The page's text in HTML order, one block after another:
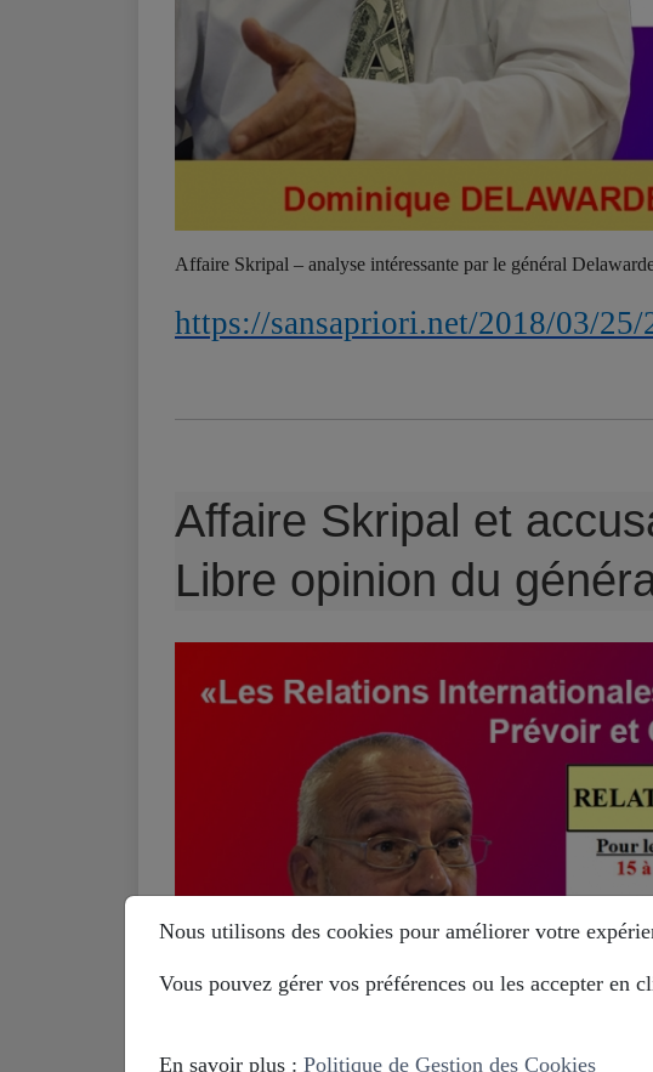
Affaire Skripal – analyse intéressante par le général
https://sansapriori.net/2018/03/25/
Affaire Skripal et
Libre opinion du
Nous utilisons des cookies pour améliorer votre
Vous pouvez gérer vos préférences ou les accepter en
En savoir plus : Politique de Gestion des Cookies